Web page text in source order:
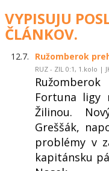
VYPISUJU
ČLÁNKOV.
12.7. Ružomberok
RUZ - ZIL 0:1, 1.kolo |
Fortuna ligy
Žilinou.
Greššák,
problémy v
kapitánsku